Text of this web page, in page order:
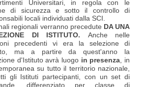
Universitari, in regola con le
di sicurezza e sotto il controllo di
locali individuati dalla SCI.
regionali verranno precedute DA UNA
DI ISTITUTO. Anche nelle
precedenti vi era la selezione di
ma a partire da quest'anno la
d'Istituto avrà luogo in presenza, in
su tutto il territorio nazionale,
gli Istituti partecipanti, con un set di
differenziato per classe di